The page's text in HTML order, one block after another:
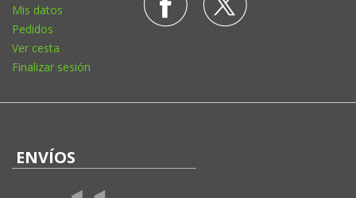
Mis datos
Pedidos
Ver cesta
Finalizar sesión
ENVÍOS